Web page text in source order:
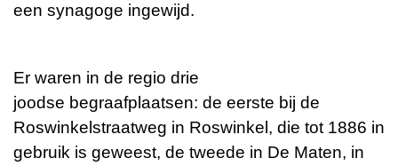
een synagoge ingewijd.
Er waren in de regio drie
joodse begraafplaatsen: de eerste bij de
Roswinkelstraatweg in Roswinkel, die tot 1886 in
gebruik is geweest, de tweede in De Maten, in